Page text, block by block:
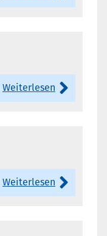
Weiterlesen
Weiterlesen